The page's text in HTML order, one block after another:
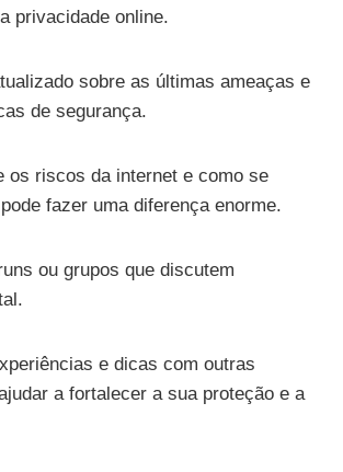
privacidade online.
sobre as últimas ameaças e
de segurança.
os riscos da internet e como se
fazer uma diferença enorme.
ou grupos que discutem
e dicas com outras
a fortalecer a sua proteção e a